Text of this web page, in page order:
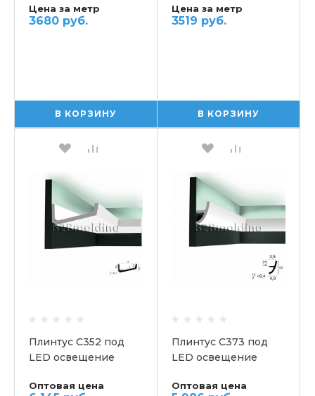
Цена за метр
3680 руб.
В КОРЗИНУ
Цена за метр
3519 руб.
В КОРЗИНУ
Плинтус C352 под
LED освещение
Оптовая цена
Плинтус С373 под
LED освещение
Оптовая цена